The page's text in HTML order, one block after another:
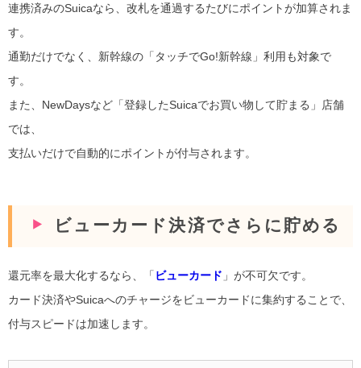
連携済みのSuicaなら、改札を通過するたびにポイントが加算されま
す。
通勤だけでなく、新幹線の「タッチでGo!新幹線」利用も対象で
す。
また、NewDaysなど「登録したSuicaでお買い物して貯まる」店舗
では、
支払いだけで自動的にポイントが付与されます。
ビューカード決済でさらに貯める
還元率を最大化するなら、「 ビューカード 」が不可欠です。
カード決済やSuicaへのチャージをビューカードに集約することで、
付与スピードは加速します。